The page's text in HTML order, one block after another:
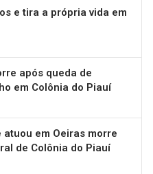
e tira a própria vida em
após queda de
em Colônia do Piauí
em Oeiras morre
de Colônia do Piauí